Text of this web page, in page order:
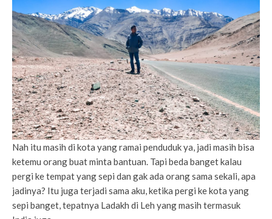
Nah itu masih di kota yang ramai penduduk ya, jadi masih bisa
ketemu orang buat minta bantuan. Tapi beda banget kalau
pergi ke tempat yang sepi dan gak ada orang sama sekali, apa
jadinya? Itu juga terjadi sama aku, ketika pergi ke kota yang
sepi banget, tepatnya Ladakh di Leh yang masih termasuk